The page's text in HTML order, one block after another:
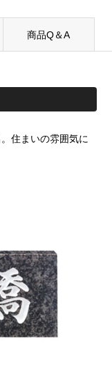
商品Q＆A
住まいの雰囲気に